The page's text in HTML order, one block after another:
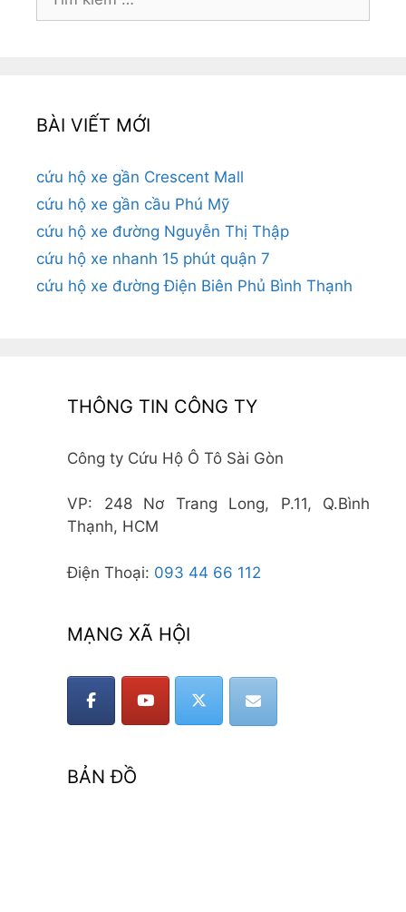
kiếm
BÀI VIẾT MỚI
cứu hộ xe gần Crescent Mall
cứu hộ xe gần cầu Phú Mỹ
cứu hộ xe đường Nguyễn Thị Thập
cứu hộ xe nhanh 15 phút quận 7
cứu hộ xe đường Điện Biên Phủ Bình Thạnh
THÔNG TIN CÔNG TY
Công ty Cứu Hộ Ô Tô Sài Gòn
VP: 248 Nơ Trang Long, P.11, Q.Bình
Thạnh, HCM
Điện Thoại: 093 44 66 112
MẠNG XÃ HỘI
BẢN ĐỒ